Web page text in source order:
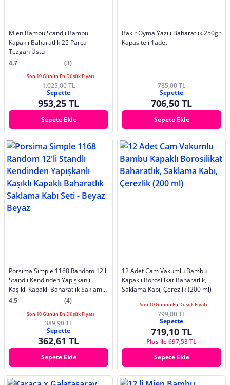
Mien Bambu Standlı Bambu
Kapaklı Baharatlık 25 Parça
Tezgah Üstü
4.7
(3)
Son 10 Günün En Düşük Fiyatı
1.025,00 TL
Sepette
953,25 TL
Sepete Ekle
Bakır Oyma Yazılı Baharatlık 250gr
Kapasiteli 1adet
785,00 TL
Sepette
706,50 TL
Sepete Ekle
Porsima Simple 1168 Random 12'li
Standlı Kendinden Yapışkanlı
Kaşıklı Kapaklı Baharatlık Saklama
Kabı Seti - Beyaz Beyaz
4.5 (4)
Son 10 Günün En Düşük Fiyatı
389,90 TL
Sepette
362,61 TL
Sepete Ekle
12 Adet Cam Vakumlu Bambu
Kapaklı Borosilikat Baharatlık,
Saklama Kabı, Çerezlik (200 ml)
Son 10 Günün En Düşük Fiyatı
799,00 TL
Sepette
719,10 TL
Plus ile 697,53 TL
Sepete Ekle